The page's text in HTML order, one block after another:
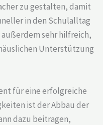
zu gestalten, damit
in den Schulalltag
sehr hilfreich,
Unterstützung
für eine erfolgreiche
ist der Abbau der
dazu beitragen,